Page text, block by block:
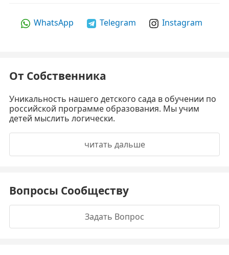
WhatsApp Telegram Instagram
От Собственника
Уникальность нашего детского сада в обучении по
российской программе образования. Мы учим
детей мыслить логически.
читать дальше
Вопросы Сообществу
Задать Вопрос